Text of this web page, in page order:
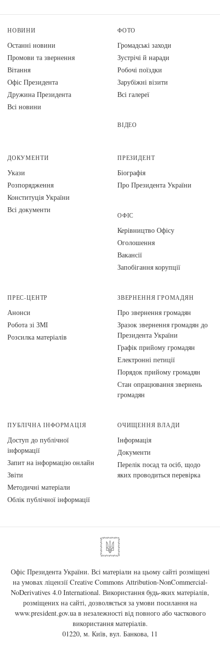
НОВИНИ
Останні новини
Промови та звернення
Вiтання
Офіс Президента
Дружина Президента
Всі новини
ФОТО
Громадські заходи
Зустрічі й наради
Робочі поїздки
Зарубіжні візити
Всі галереї
ВІДЕО
ДОКУМЕНТИ
Укази
Розпорядження
Конституція України
Всі документи
ПРЕЗИДЕНТ
Біографія
Про Президента України
ОФІС
Керівництво Офісу
Оголошення
Вакансії
Запобігання корупції
ПРЕС-ЦЕНТР
Анонси
Робота зі ЗМІ
Розсилка матеріалів
ЗВЕРНЕННЯ ГРОМАДЯН
Про звернення громадян
Зразок звернення громадян до
Президента України
Графік прийому громадян
Електронні петиції
Порядок прийому громадян
Стан опрацювання звернень
громадян
ПУБЛІЧНА ІНФОРМАЦІЯ
Доступ до публічної
інформації
Запит на інформацію онлайн
Звіти
Методичні матеріали
Облік публічної інформації
ОЧИЩЕННЯ ВЛАДИ
Інформація
Документи
Перелік посад та осіб, щодо
яких проводиться перевірка
Офіс Президента України. Всі матеріали на цьому сайті розміщені
на умовах ліцензії Creative Commons Attribution-NonCommercial-
NoDerivatives 4.0 International. Використання будь-яких матеріалів,
розміщених на сайті, дозволяється за умови посилання на
www.president.gov.uaв незалежності від повного або часткового
використання матеріалів.
01220, м. Київ, вул. Банкова, 11